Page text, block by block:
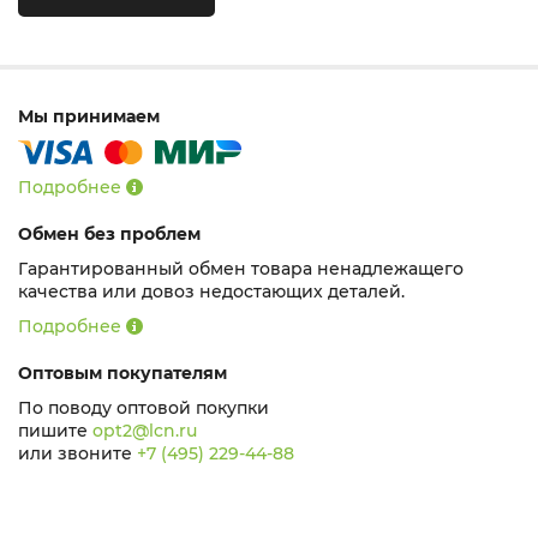
Мы принимаем
Подробнее
Обмен без проблем
Гарантированный обмен товара ненадлежащего
качества или довоз недостающих деталей.
Подробнее
Оптовым покупателям
По поводу оптовой покупки
пишите opt2@lcn.ru
или звоните +7 (495) 229-44-88